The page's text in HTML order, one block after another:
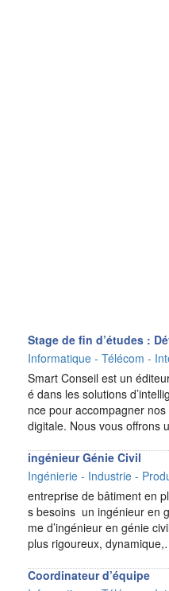
Stage de fin d’études :
Informatique - Télécom -
Smart Conseil est un
é dans les solutions
nce pour accompagner
digitale. Nous vous offrons
ingénieur Génie Civil
Ingénierie - Industrie -
entreprise de bâtiment en
s besoins un ingénieur en
me d’ingénieur en génie
plus rigoureux,
Coordinateur d’équipe